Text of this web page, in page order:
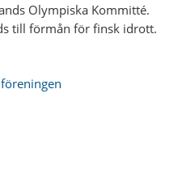
Olympiska Kommitté.
till förmån för finsk idrott.